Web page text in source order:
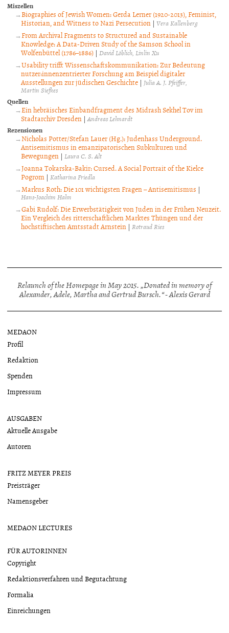
Miszellen
Biographies of Jewish Women: Gerda Lerner (1920-2013), Feminist,
Historian, and Witness to Nazi Persecution | Vera Kallenberg
From Archival Fragments to Structured and Sustainable
Knowledge: A Data-Driven Study of the Samson School in
Wolfenbüttel (1786–1886) | David Löblich Linlin Xu
Usability trifft Wissenschaftskommunikation: Zur Bedeutung
nutzer:innenzentrierter Forschung am Beispiel digitaler
Ausstellungen zur jüdischen Geschichte | Julia A. J. Pfeiffer
Martin Siefkes
Quellen
Ein hebräisches Einbandfragment des Midrash Sekhel Tov im
Stadtarchiv Dresden |Andreas Lehnardt
Rezensionen
Nicholas Potter/Stefan Lauer (Hg.): Judenhass Underground.
Antisemitismus in emanzipatorischen Subkulturen und
Bewegungen | Laura C. S. Alt
Joanna Tokarska-Bakir: Cursed. A Social Portrait of the Kielce
Pogrom | Katharina Friedla
Markus Roth: Die 101 wichtigsten Fragen – Antisemitismus |
Hans-Joachim Hahn
Gabi Rudolf: Die Erwerbstätigkeit von Juden in der Frühen Neuzeit.
Ein Vergleich des ritterschaftlichen Marktes Thüngen und der
hochstiftischen Amtsstadt Arnstein | Rotraud Ries
Relaunch of the Homepage in May 2015. „Donated in memory of
Alexander, Adele, Martha and Gertrud Bursch.“ - Alexis Gerard
MEDAON
Profil
Redaktion
Spenden
Impressum
AUSGABEN
Aktuelle Ausgabe
Autoren
FRITZ MEYER PREIS
Preisträger
Namensgeber
MEDAON LECTURES
FÜR AUTORINNEN
Copyright
Redaktionsverfahren und Begutachtung
Formalia
Einreichungen